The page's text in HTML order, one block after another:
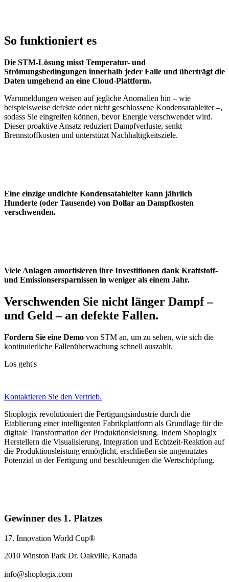
So funktioniert es
Die STM-Lösung misst Temperatur- und
Strömungsbedingungen innerhalb jeder Falle und überträgt die
Daten umgehend an eine Cloud-Plattform.
Warnmeldungen weisen auf jegliche Anomalien hin – wie
beispielsweise defekte oder nicht geschlossene Kondensatableiter –,
sodass Sie eingreifen können, bevor Energie verschwendet wird.
Dieser proaktive Ansatz reduziert Dampfverluste, senkt
Brennstoffkosten und unterstützt Nachhaltigkeitsziele.
Eine einzige undichte Kondensatableiter kann jährlich
Hunderte (oder Tausende) von Dollar an Dampfkosten
verschwenden.
Viele Anlagen amortisieren ihre Investitionen dank Kraftstoff-
und Emissionsersparnissen in weniger als einem Jahr.
Verschwenden Sie nicht länger Dampf –
und Geld – an defekte Fallen.
Fordern Sie eine Demo von STM an, um zu sehen, wie sich die
kontinuierliche Fallenüberwachung schnell auszahlt.
Los geht's
Kontaktieren Sie den Vertrieb.
Shoplogix revolutioniert die Fertigungsindustrie durch die
Etablierung einer intelligenten Fabrikplattform als Grundlage für die
digitale Transformation der Produktionsleistung. Indem Shoplogix
Herstellern die Visualisierung, Integration und Echtzeit-Reaktion auf
die Produktionsleistung ermöglicht, erschließen sie ungenutztes
Potenzial in der Fertigung und beschleunigen die Wertschöpfung.
Gewinner des 1. Platzes
17. Innovation World Cup®
2010 Winston Park Dr. Oakville, Kanada
info@shoplogix.com